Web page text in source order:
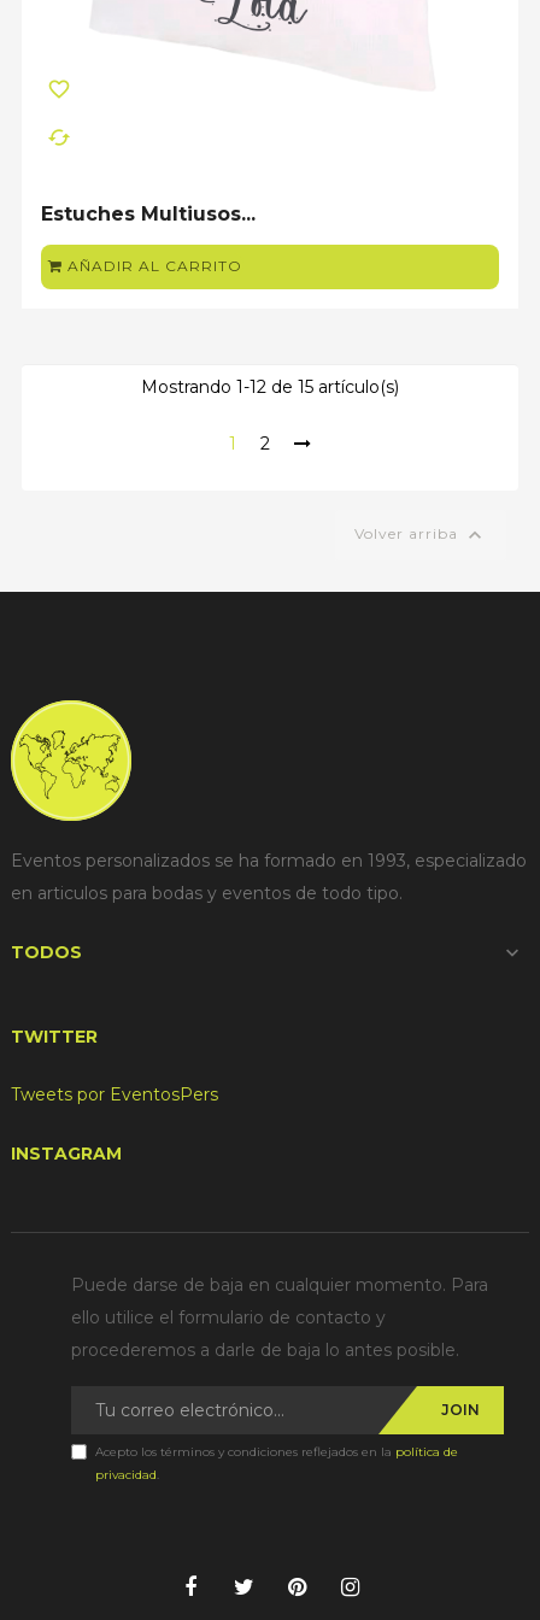
favorite_border
cached
Estuches Multiusos...
AÑADIR AL CARRITO
Mostrando 1-12 de 15 artículo(s)
1 2
Volver arriba 
Eventos personalizados se ha formado en 1993, especializado
en articulos para bodas y eventos de todo tipo.
TODOS 
TWITTER
Tweets por EventosPers
INSTAGRAM
Puede darse de baja en cualquier momento. Para
ello utilice el formulario de contacto y
procederemos a darle de baja lo antes posible.
JOIN
Acepto los términos y condiciones reflejados en la política de
privacidad.